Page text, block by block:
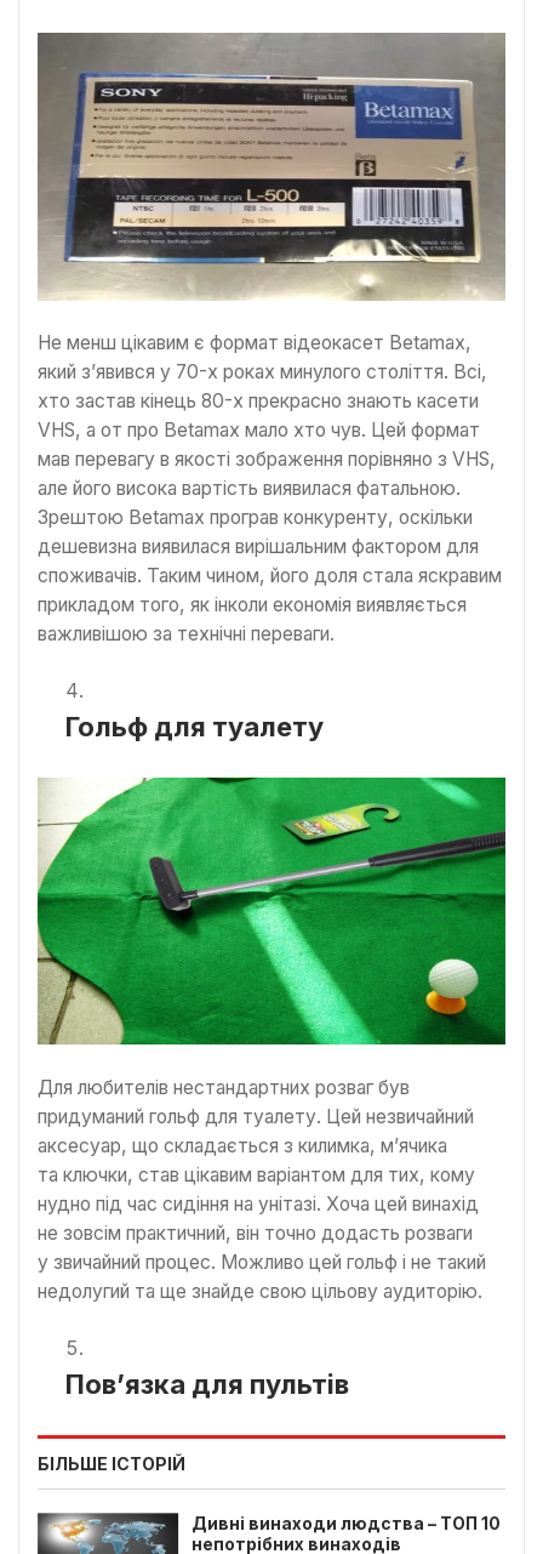
Не менш цікавим є формат відеокасет Betamax,
який з’явився у 70-х роках минулого століття. Всі,
хто застав кінець 80-х прекрасно знають касети
VHS, а от про Betamax мало хто чув. Цей формат
мав перевагу в якості зображення порівняно з VHS,
але його висока вартість виявилася фатальною.
Зрештою Betamax програв конкуренту, оскільки
дешевизна виявилася вирішальним фактором для
споживачів. Таким чином, його доля стала яскравим
прикладом того, як інколи економія виявляється
важливішою за технічні переваги.
Гольф для туалету
Для любителів нестандартних розваг був
придуманий гольф для туалету. Цей незвичайний
аксесуар, що складається з килимка, м’ячика
та ключки, став цікавим варіантом для тих, кому
нудно під час сидіння на унітазі. Хоча цей винахід
не зовсім практичний, він точно додасть розваги
у звичайний процес. Можливо цей гольф і не такий
недолугий та ще знайде свою цільову аудиторію.
Пов’язка для пультів
БІЛЬШЕ ІСТОРІЙ
Дивні винаходи людства – ТОП 10
непотрібних винаходів